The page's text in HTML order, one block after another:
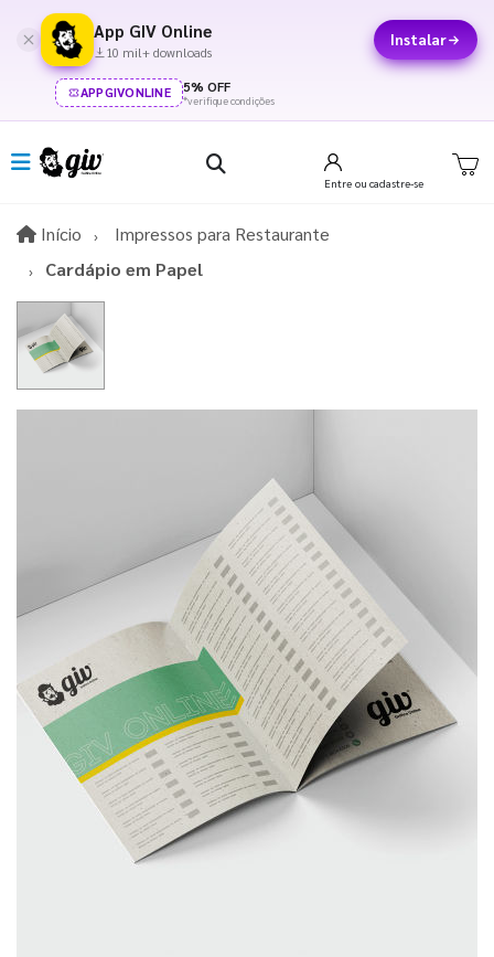
App GIV Online
10 mil+ downloads
Instalar
APPGIVONLINE 5% OFF
*verifique condições
Entre ou cadastre-se
Início InícioImpressos para Restaurante
Cardápio em Papel